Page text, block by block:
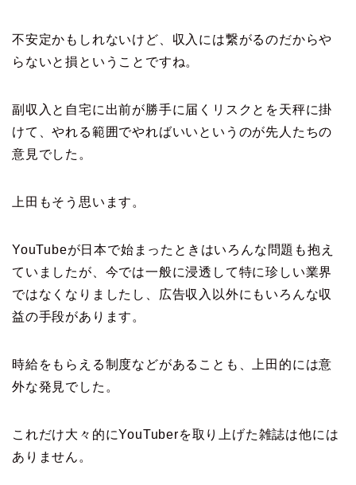
不安定かもしれないけど、収入には繋がるのだからや
らないと損ということですね。
副収入と自宅に出前が勝手に届くリスクとを天秤に掛
けて、やれる範囲でやればいいというのが先人たちの
意見でした。
上田もそう思います。
YouTubeが日本で始まったときはいろんな問題も抱え
ていましたが、今では一般に浸透して特に珍しい業界
ではなくなりましたし、広告収入以外にもいろんな収
益の手段があります。
時給をもらえる制度などがあることも、上田的には意
外な発見でした。
これだけ大々的にYouTuberを取り上げた雑誌は他には
ありません。